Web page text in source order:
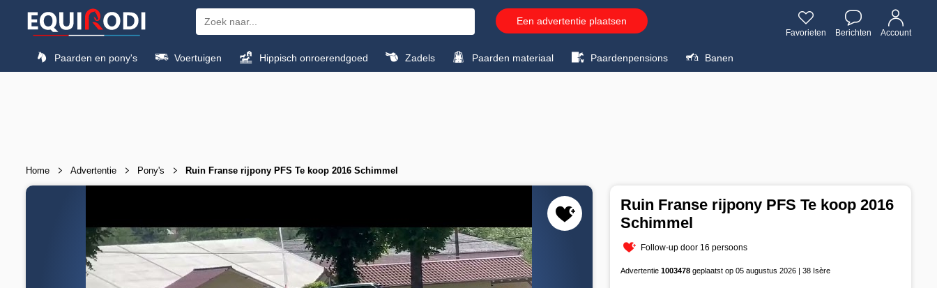
Een advertentie plaatsen
Favorieten Berichten Account
Paarden en pony's Voertuigen Hippisch onroerendgoed Zadels Paarden materiaal Paardenpensions Banen
Home Advertentie Pony's Ruin Franse rijpony PFS Te koop 2016 Schimmel
Ruin Franse rijpony PFS Te koop 2016
Schimmel
Follow-up door 16 persoons
Advertentie1003478 geplaatst op 05 augustus 2026 | 38 Isère